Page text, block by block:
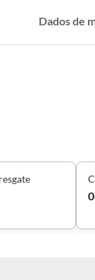
Dados de
0